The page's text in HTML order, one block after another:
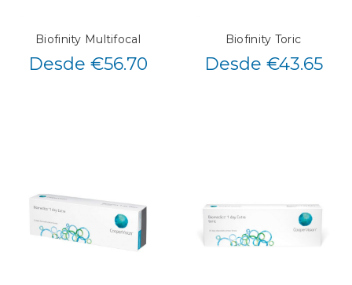
Biofinity Multifocal
Desde €56.70
Biofinity Toric
Desde €43.65